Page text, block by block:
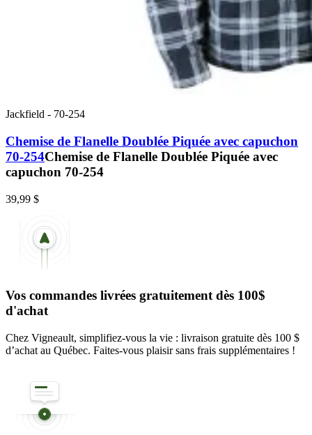
Jackfield - 70-254
Chemise de Flanelle Doublée Piquée avec capuchon
70-254Chemise de Flanelle Doublée Piquée avec
capuchon 70-254
39,99 $
Vos commandes livrées gratuitement dès 100$
d'achat
Chez Vigneault, simplifiez-vous la vie : livraison gratuite dès 100 $
d’achat au Québec. Faites-vous plaisir sans frais supplémentaires !